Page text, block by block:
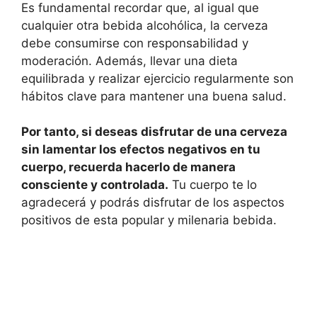
Es fundamental recordar que, al igual que
cualquier otra bebida alcohólica, la cerveza
debe consumirse con responsabilidad y
moderación. Además, llevar una dieta
equilibrada y realizar ejercicio regularmente son
hábitos clave para mantener una buena salud.
Por tanto, si deseas disfrutar de una cerveza
sin lamentar los efectos negativos en tu
cuerpo, recuerda hacerlo de manera
consciente y controlada. Tu cuerpo te lo
agradecerá y podrás disfrutar de los aspectos
positivos de esta popular y milenaria bebida.